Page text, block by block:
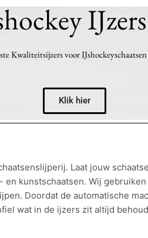
IJzers
Kwaliteitsijzers voor IJshockeyschaatsen
Klik hier
Laat jouw
kunstschaatsen. Wij gebruiken
Doordat de automatische
wat in de ijzers zit altijd